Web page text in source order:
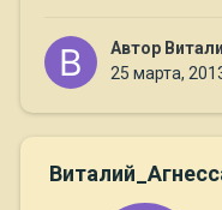
Автор
25 марта,